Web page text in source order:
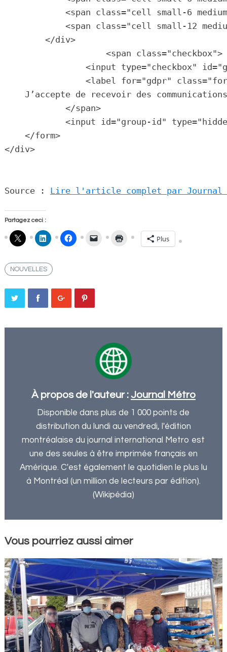
<span class="cell small-6
<span class="cell small-12
        </div>
                    <span class="checkbox">
<input type="checkbox"
<label for="gdpr"
J’accepte de recevoir des
            </span>
<input id="group-id"
    </form>
</div>
Source : Lire l'article complet par Journal
Partagez ceci :
Plus
NOUVELLES
À propos de l'auteur :Journal Métro
Disponible dans plus de 1 000 points de
distribution du lundi au vendredi, l'édition
montréalaise du journal international Metro est
une des seules à être imprimée français en
Amérique. C'est également le quotidien le plus lu
à Montréal (un million de lecteurs par édition).
(Wikipédia)
Vous pourriez aussi aimer